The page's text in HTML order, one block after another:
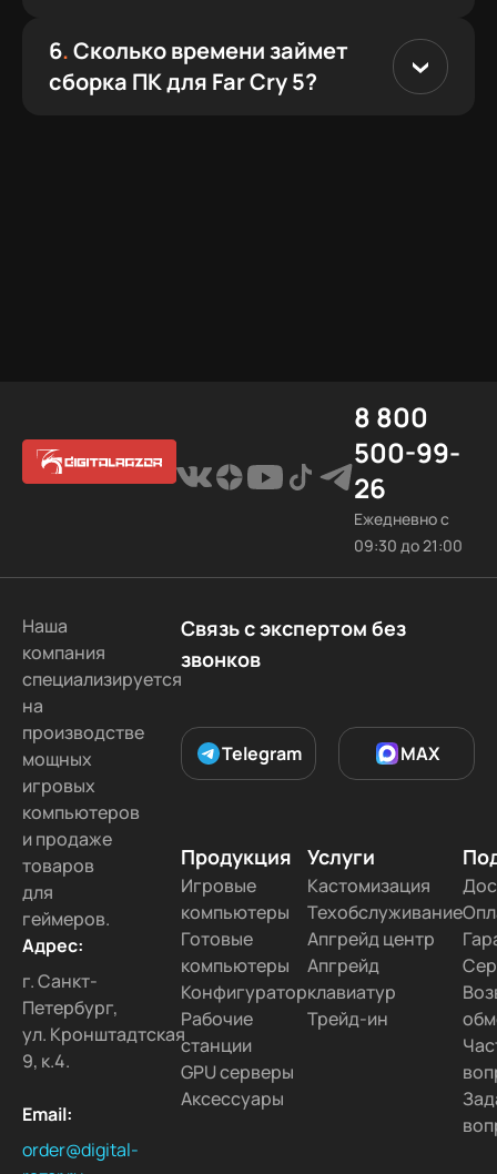
6.Сколько времени займет
сборка ПК для Far Cry 5?
8 800
500-99-
26
Ежедневно с
09:30 до 21:00
Наша
компания
специализируется
на
производстве
мощных
игровых
компьютеров
и продаже
товаров
для
геймеров.
Адрес:
г. Санкт-
Петербург,
ул. Кронштадтская
9, к.4.
Email:
order@digital-
Связь с экспертом без
звонков
Telegram MAX
Продукция
Игровые
компьютеры
Готовые
компьютеры
Конфигуратор
Рабочие
станции
GPU серверы
Аксессуары
Услуги
Кастомизация
Техобслуживание
Апгрейд центр
Апгрейд
клавиатур
Трейд-ин